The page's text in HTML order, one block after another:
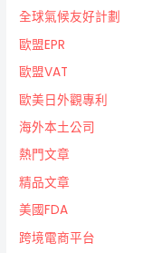
全球氣候友好計劃
歐盟EPR
歐盟VAT
歐美日外觀專利
海外本土公司
熱門文章
精品文章
美國FDA
跨境電商平台